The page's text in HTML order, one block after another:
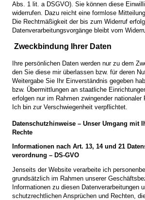
Abs. 1 lit. a DSGVO). Sie können diese
widerrufen. Dazu reicht eine formlose
Die Rechtmäßigkeit der bis zum Widerruf
Datenverarbeitungsvorgänge bleibt vom
Zweckbindung Ihrer Daten
Ihre persönlichen Daten werden nur zu dem
den Sie diese mir überlassen bzw. für deren
Weitergabe Sie Ihr Einverständnis gegeben
bzw. Übermittlungen an staatliche
erfolgen nur im Rahmen zwingender nationaler
Ich bin zur Verschwiegenheit verpflichtet.
Daten­schutz­hinweise – Unser Umgang mit
Rechte
Informationen nach Art. 13, 14 und 21
verordnung – DS-GVO
Jenseits der Website verarbeite ich
grund­sätzlich im Rahmen unserer
Informationen zu diesen Daten­verarbeitungen
schutz­rechtlichen Ansprüchen und Rechten,